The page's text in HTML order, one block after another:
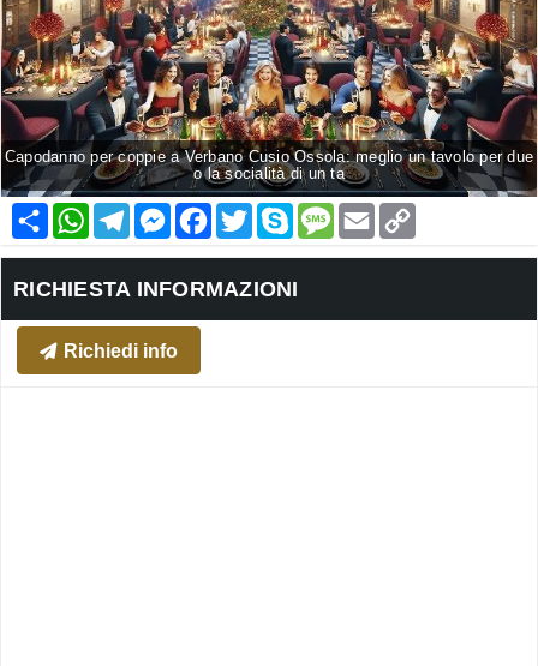
Capodanno per coppie a Verbano Cusio Ossola: meglio un tavolo per due
o la socialità di un ta
Condividi
WhatsApp
Telegram
Messenger
Facebook
TwitterSkypeMessage
Email
RICHIESTA INFORMAZIONI
Richiedi info